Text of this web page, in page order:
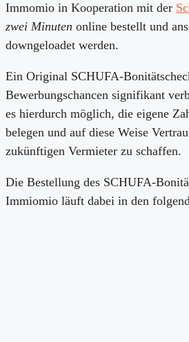
Immomio in Kooperation mit der
zwei Minuten online bestellt und
downgeloadet werden.
Ein Original SCHUFA-
Bewerbungschancen signifikant
es hierdurch möglich, die eigene
belegen und auf diese Weise
zukünftigen Vermieter zu schaffen.
Die Bestellung des SCHUFA-
Immiomio läuft dabei in den